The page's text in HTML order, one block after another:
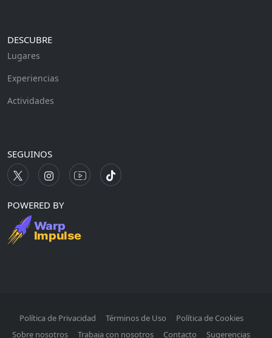
DESCUBRE
Lugares
Experiencias
Actividades
SEGUINOS
POWERED BY
Política de Privacidad Términos de Uso
Política de Cookies
Sobre nosotros
Trabaja con nosotros Contacto Sugerencias